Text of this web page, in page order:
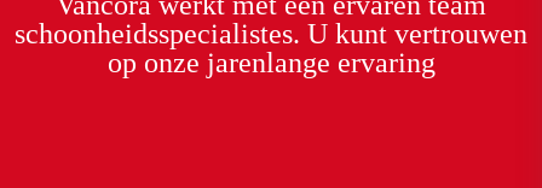
schoonheidsspecialistes. U kunt vertrouwen
op onze jarenlange ervaring